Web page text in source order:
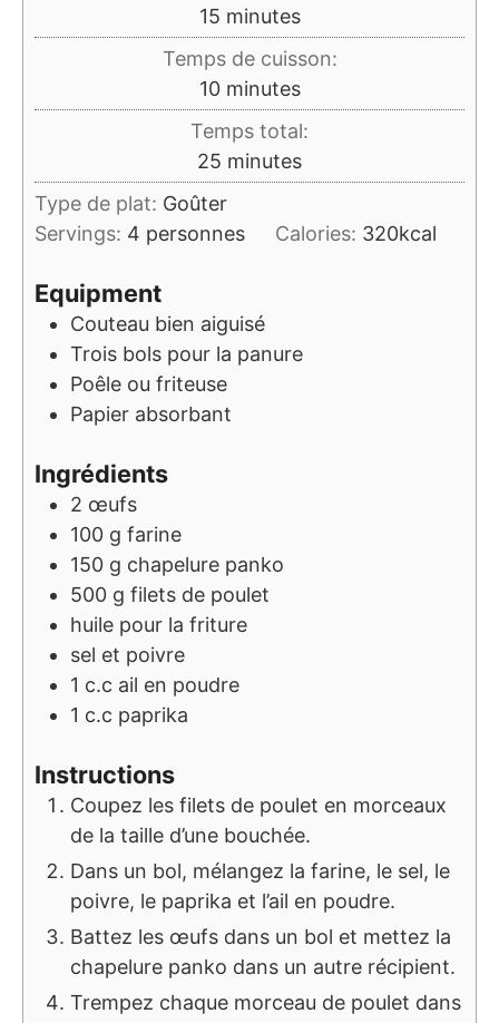
15minutes
minutes
Temps de cuisson:
10minutes
minutes
Temps total:
25 minutes
minutes
Type de plat: Goûter
Servings: 4 personnes Calories: 320kcal
Equipment
Couteau bien aiguisé
Trois bols pour la panure
Poêle ou friteuse
Papier absorbant
Ingrédients
2 œufs
100 g farine
150 g chapelure panko
500 g filets de poulet
huile pour la friture
sel et poivre
1 c.c ail en poudre
1 c.c paprika
Instructions
Coupez les filets de poulet en morceaux
de la taille d’une bouchée.
Dans un bol, mélangez la farine, le sel, le
poivre, le paprika et l’ail en poudre.
Battez les œufs dans un bol et mettez la
chapelure panko dans un autre récipient.
Trempez chaque morceau de poulet dans